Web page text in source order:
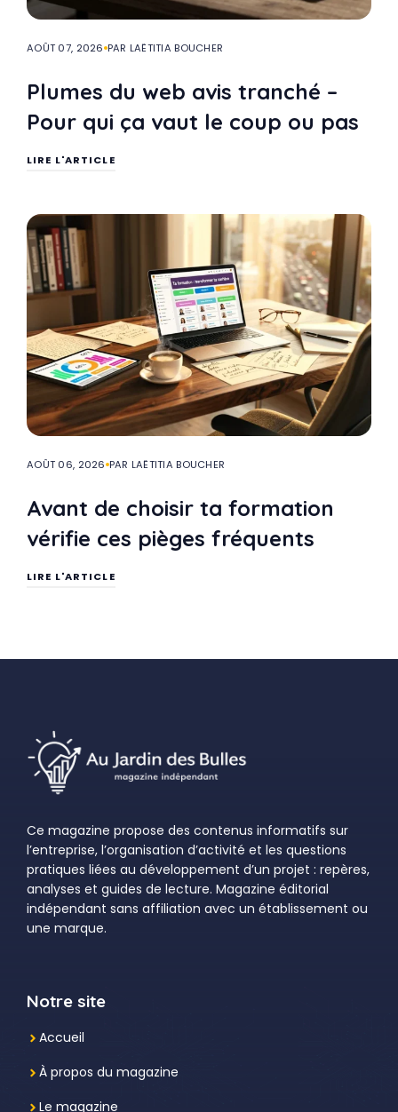
AOÛT 07, 2026 PAR LAËTITIA BOUCHER
Plumes du web avis tranché –
Pour qui ça vaut le coup ou pas
LIRE L'ARTICLE
AOÛT 06, 2026 PAR LAËTITIA BOUCHER
Avant de choisir ta formation
vérifie ces pièges fréquents
LIRE L'ARTICLE
Ce magazine propose des contenus informatifs sur
l’entreprise, l’organisation d’activité et les questions
pratiques liées au développement d’un projet : repères,
analyses et guides de lecture. Magazine éditorial
indépendant sans affiliation avec un établissement ou
une marque.
Notre site
Accueil
À propos du magazine
Le magazine